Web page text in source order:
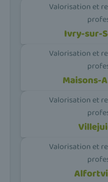
Valorisation et
Ivry-sur-
Valorisation et
Maisons-
Valorisation et
Valorisation et